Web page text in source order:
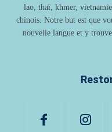
lao, thaï, khmer,
chinois. Notre but est que
nouvelle langue et y